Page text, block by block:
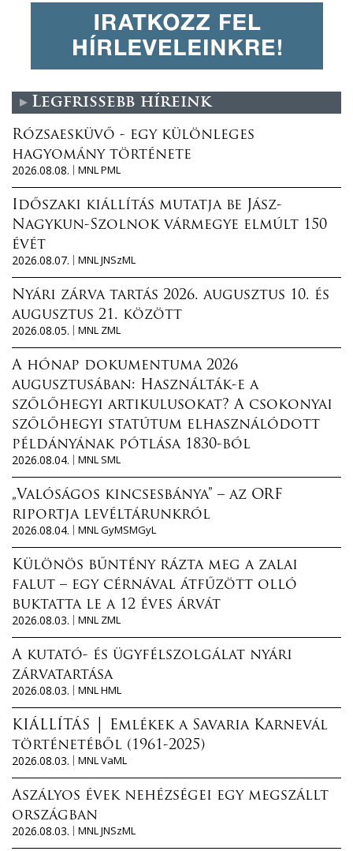
Legfrissebb híreink
Rózsaesküvő - egy különleges
hagyomány története
2026.08.08.
MNL PML
Időszaki kiállítás mutatja be Jász-
Nagykun-Szolnok vármegye elmúlt 150
évét
2026.08.07.
MNL JNSzML
Nyári zárva tartás 2026. augusztus 10. és
augusztus 21. között
2026.08.05.
MNL ZML
A hónap dokumentuma 2026
augusztusában: Használták-e a
szőlőhegyi artikulusokat? A csokonyai
szőlőhegyi statútum elhasználódott
példányának pótlása 1830-ból
2026.08.04.
MNL SML
„Valóságos kincsesbánya” – az ORF
riportja levéltárunkról
2026.08.04.
MNL GyMSMGyL
Különös bűntény rázta meg a zalai
falut – egy cérnával átfűzött olló
buktatta le a 12 éves árvát
2026.08.03.
MNL ZML
A kutató- és ügyfélszolgálat nyári
zárvatartása
2026.08.03.
MNL HML
KIÁLLÍTÁS │ Emlékek a Savaria Karnevál
történetéből (1961-2025)
2026.08.03.
MNL VaML
Aszályos évek nehézségei egy megszállt
országban
2026.08.03.
MNL JNSzML